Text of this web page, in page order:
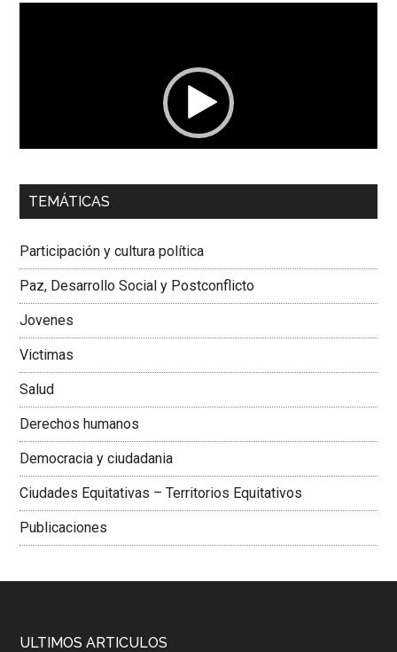
00:00 01:04
Dra. Carolina Corcho Mejía,Presidenta Corporación
Colombiana
TEMÁTICAS
Participación y cultura política
Paz, Desarrollo Social y Postconflicto
Jovenes
Victimas
Salud
Derechos humanos
Democracia y ciudadania
Ciudades Equitativas – Territorios Equitativos
Publicaciones
ULTIMOS ARTICULOS